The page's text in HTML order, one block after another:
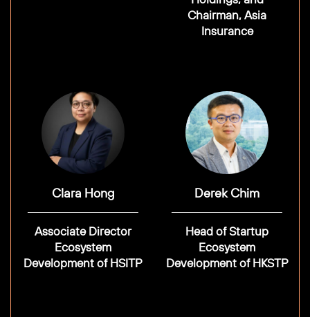
Chairman, Asia
Insurance
Clara Hong
Associate Director
Ecosystem
Development of HSITP
Derek Chim
Head of Startup
Ecosystem
Development of HKSTP